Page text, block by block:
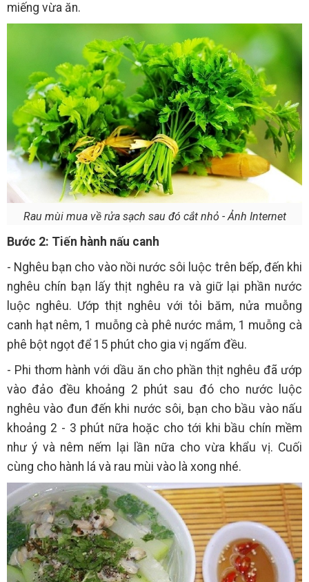
miếng vừa ăn.
Rau mùi mua về rửa sạch sau đó cắt nhỏ - Ảnh Internet
Bước 2: Tiến hành nấu canh
- Nghêu bạn cho vào nồi nước sôi luộc trên bếp, đến khi
nghêu chín bạn lấy thịt nghêu ra và giữ lại phần nước
luộc nghêu. Ướp thịt nghêu với tỏi băm, nửa muỗng
canh hạt nêm, 1 muỗng cà phê nước mắm, 1 muỗng cà
phê bột ngọt để 15 phút cho gia vị ngấm đều.
- Phi thơm hành với dầu ăn cho phần thịt nghêu đã ướp
vào đảo đều khoảng 2 phút sau đó cho nước luộc
nghêu vào đun đến khi nước sôi, bạn cho bầu vào nấu
khoảng 2 - 3 phút nữa hoặc cho tới khi bầu chín mềm
như ý và nêm nếm lại lần nữa cho vừa khẩu vị. Cuối
cùng cho hành lá và rau mùi vào là xong nhé.